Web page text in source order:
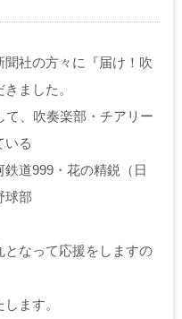
聞社の方々に『届け！吹
ました。
、吹奏楽部・チアリー
いる
鉄道999・花の精鋭（日
球部
なって応援をしますの
ます。